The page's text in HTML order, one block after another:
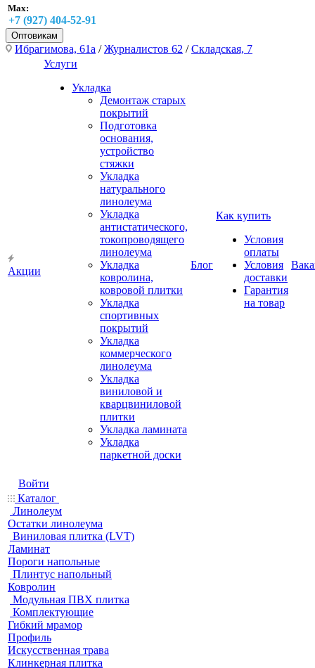
Max:
+7 (927) 404-52-91
Оптовикам
Ибрагимова, 61а /Журналистов 62 /Складская, 7
Акции
Услуги
Укладка
Демонтаж старых
покрытий
Подготовка
основания,
устройство
стяжки
Укладка
натурального
линолеума
Укладка
антистатического,
токопроводящего
линолеума
Укладка
ковролина,
ковровой плитки
Укладка
спортивных
покрытий
Укладка
коммерческого
линолеума
Укладка
виниловой и
кварцвиниловой
плитки
Укладка ламината
Укладка
паркетной доски
Блог
Как купить
Условия
оплаты
Условия
доставки
Гарантия
на товар
Войти
Каталог
Линолеум
Остатки линолеума
Виниловая плитка (LVT)
Ламинат
Пороги напольные
Плинтус напольный
Ковролин
Модульная ПВХ плитка
Комплектующие
Гибкий мрамор
Профиль
Искусственная трава
Клинкерная плитка